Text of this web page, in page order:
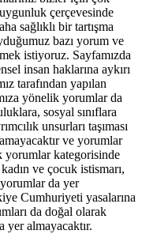
çerçevesinde
sağlıklı bir tartışma
bazı yorum ve
istiyoruz. Sayfamızda
insan haklarına aykırı
tarafından yapılan
yönelik yorumlar da
sosyal sınıflara
unsurları taşıması
ve yorumlar
yorumlar kategorisinde
ve çocuk istismarı,
da yer
Cumhuriyeti yasalarına
da doğal olarak
yer almayacaktır.